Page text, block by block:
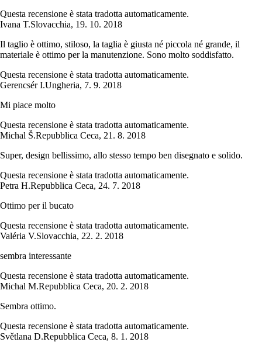
Questa recensione è stata tradotta automaticamente.
Ivana T.Slovacchia, 19. 10. 2018
Il taglio è ottimo, stiloso, la taglia è giusta né piccola né grande, il
materiale è ottimo per la manutenzione. Sono molto soddisfatto.
Questa recensione è stata tradotta automaticamente.
Gerencsér I.Ungheria, 7. 9. 2018
Mi piace molto
Questa recensione è stata tradotta automaticamente.
Michal Š.Repubblica Ceca, 21. 8. 2018
Super, design bellissimo, allo stesso tempo ben disegnato e solido.
Questa recensione è stata tradotta automaticamente.
Petra H.Repubblica Ceca, 24. 7. 2018
Ottimo per il bucato
Questa recensione è stata tradotta automaticamente.
Valéria V.Slovacchia, 22. 2. 2018
sembra interessante
Questa recensione è stata tradotta automaticamente.
Michal M.Repubblica Ceca, 20. 2. 2018
Sembra ottimo.
Questa recensione è stata tradotta automaticamente.
Světlana D.Repubblica Ceca, 8. 1. 2018